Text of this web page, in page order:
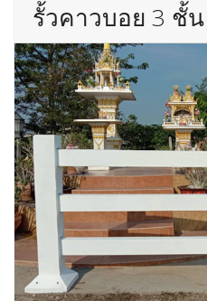
รั้วคาวบอย 3 ชั้